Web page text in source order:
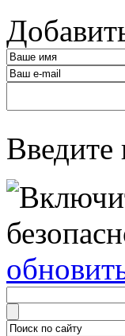
Введите